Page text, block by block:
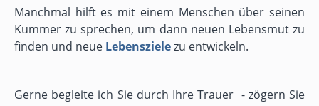
Manchmal hilft es mit einem Menschen über seinen
Kummer zu sprechen, um dann neuen Lebensmut zu
finden und neue Lebenszielezu entwickeln.
Gerne begleite ich Sie durch Ihre Trauer - zögern Sie